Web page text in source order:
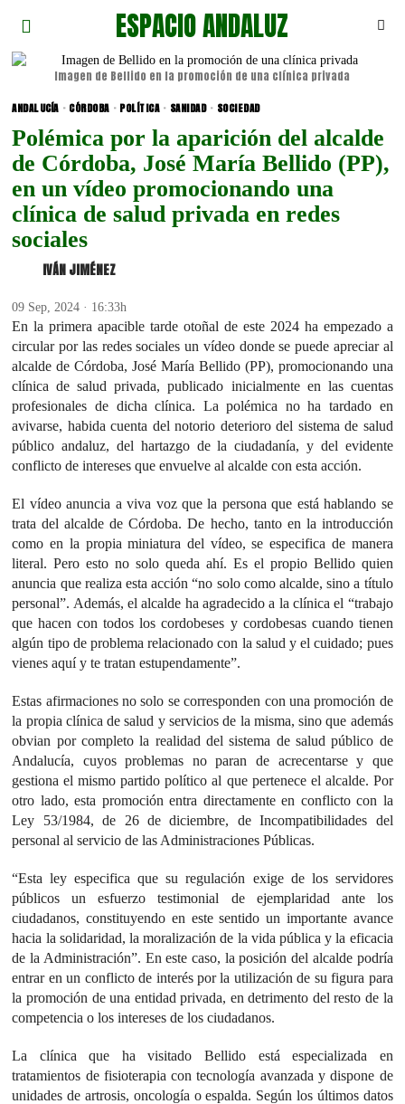
ESPACIO ANDALUZ
Imagen de Bellido en la promoción de una clínica privada
ANDALUCÍA · CÓRDOBA · POLÍTICA · SANIDAD · SOCIEDAD
Polémica por la aparición del alcalde
de Córdoba, José María Bellido (PP),
en un vídeo promocionando una
clínica de salud privada en redes
sociales
IVÁN JIMÉNEZ
09 Sep, 2024 · 16:33h
En la primera apacible tarde otoñal de este 2024 ha empezado a
circular por las redes sociales un vídeo donde se puede apreciar al
alcalde de Córdoba, José María Bellido (PP), promocionando una
clínica de salud privada, publicado inicialmente en las cuentas
profesionales de dicha clínica. La polémica no ha tardado en
avivarse, habida cuenta del notorio deterioro del sistema de salud
público andaluz, del hartazgo de la ciudadanía, y del evidente
conflicto de intereses que envuelve al alcalde con esta acción.
El vídeo anuncia a viva voz que la persona que está hablando se
trata del alcalde de Córdoba. De hecho, tanto en la introducción
como en la propia miniatura del vídeo, se especifica de manera
literal. Pero esto no solo queda ahí. Es el propio Bellido quien
anuncia que realiza esta acción “no solo como alcalde, sino a título
personal”. Además, el alcalde ha agradecido a la clínica el “trabajo
que hacen con todos los cordobeses y cordobesas cuando tienen
algún tipo de problema relacionado con la salud y el cuidado; pues
vienes aquí y te tratan estupendamente”.
Estas afirmaciones no solo se corresponden con una promoción de
la propia clínica de salud y servicios de la misma, sino que además
obvian por completo la realidad del sistema de salud público de
Andalucía, cuyos problemas no paran de acrecentarse y que
gestiona el mismo partido político al que pertenece el alcalde. Por
otro lado, esta promoción entra directamente en conflicto con la
Ley 53/1984, de 26 de diciembre, de Incompatibilidades del
personal al servicio de las Administraciones Públicas.
“Esta ley especifica que su regulación exige de los servidores
públicos un esfuerzo testimonial de ejemplaridad ante los
ciudadanos, constituyendo en este sentido un importante avance
hacia la solidaridad, la moralización de la vida pública y la eficacia
de la Administración”. En este caso, la posición del alcalde podría
entrar en un conflicto de interés por la utilización de su figura para
la promoción de una entidad privada, en detrimento del resto de la
competencia o los intereses de los ciudadanos.
La clínica que ha visitado Bellido está especializada en
tratamientos de fisioterapia con tecnología avanzada y dispone de
unidades de artrosis, oncología o espalda. Según los últimos datos